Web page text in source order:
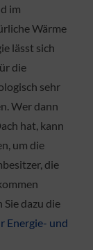
im
Wärme
lässt sich
die
sehr
Wer dann
hat, kann
um die
die
dazu die
Energie- und